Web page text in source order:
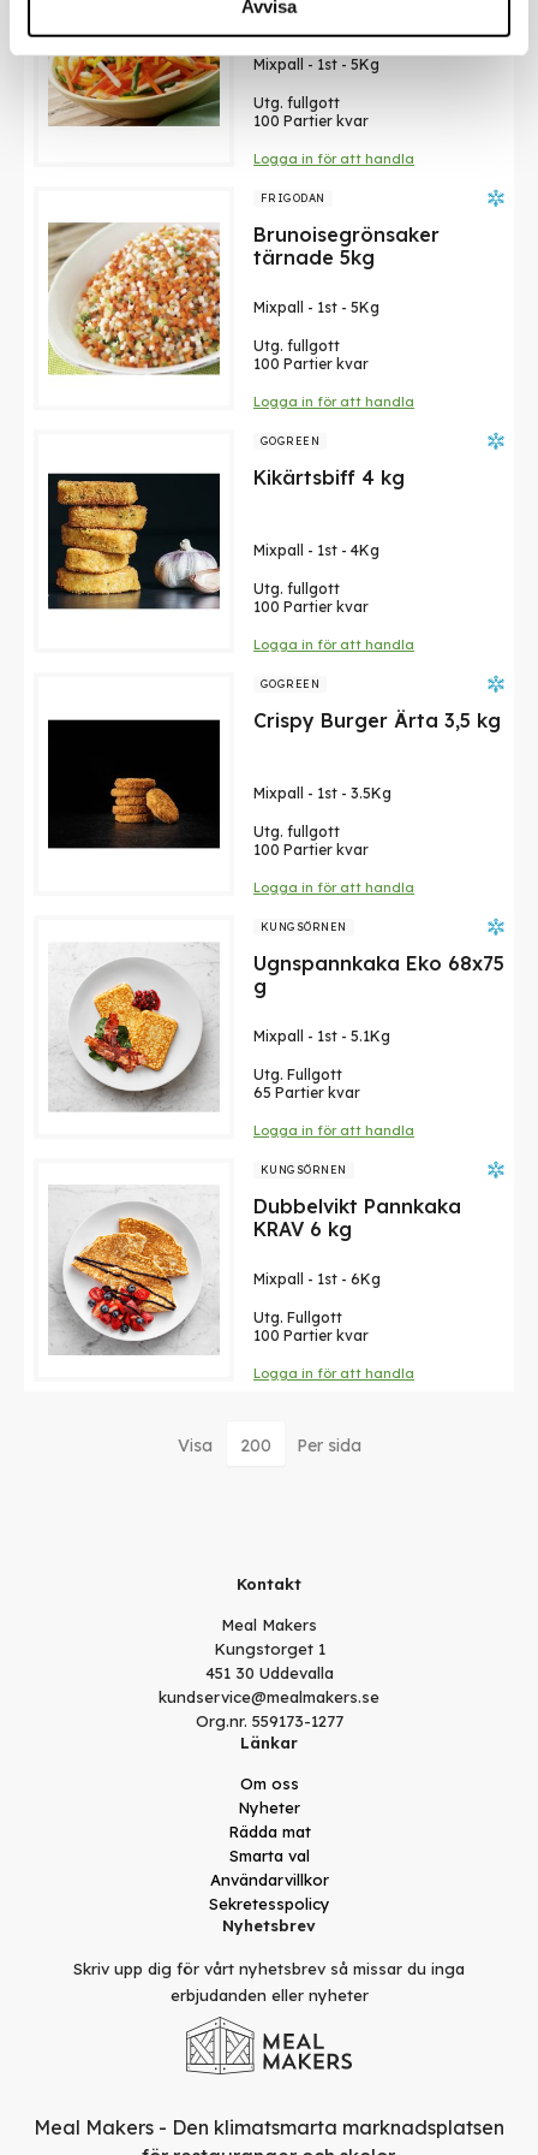
Avvisa
Mixpall - 1st - 5Kg
Utg. fullgott
100 Partier kvar
Logga in för att handla
FRIGODAN
Brunoisegrönsaker
tärnade 5kg
Mixpall - 1st - 5Kg
Utg. fullgott
100 Partier kvar
Logga in för att handla
GOGREEN
Kikärtsbiff 4 kg
Mixpall - 1st - 4Kg
Utg. fullgott
100 Partier kvar
Logga in för att handla
GOGREEN
Crispy Burger Ärta 3,5 kg
Mixpall - 1st - 3.5Kg
Utg. fullgott
100 Partier kvar
Logga in för att handla
KUNGSÖRNEN
Ugnspannkaka Eko 68x75
g
Mixpall - 1st - 5.1Kg
Utg. Fullgott
65 Partier kvar
Logga in för att handla
KUNGSÖRNEN
Dubbelvikt Pannkaka
KRAV 6 kg
Mixpall - 1st - 6Kg
Utg. Fullgott
100 Partier kvar
Logga in för att handla
Visa Per sida
Nyhetsbrev
Skriv upp dig för vårt nyhetsbrev så missar du inga
erbjudanden eller nyheter
Länkar
Om oss
Nyheter
Rädda mat
Smarta val
Användarvillkor
Sekretesspolicy
Kontakt
Meal Makers
Kungstorget 1
451 30 Uddevalla
kundservice@mealmakers.se
Org.nr. 559173-1277
Meal Makers - Den klimatsmarta marknadsplatsen